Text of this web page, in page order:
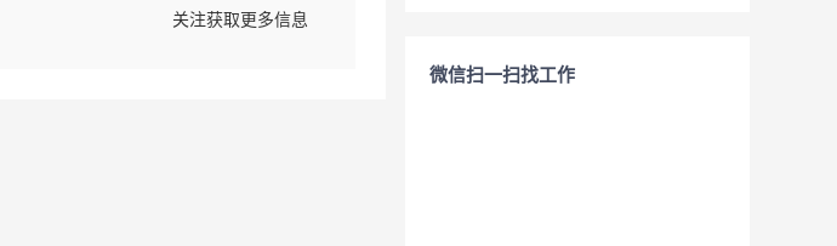
关注获取更多信息
微信扫一扫找工作